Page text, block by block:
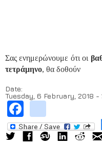
Σας ενημερώνουμε ότι οι
τετράμηνο, θα δοθούν
Date:
Tuesday, 6 February, 2018 -